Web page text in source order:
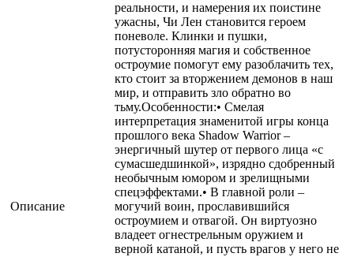
Описание
реальности, и намерения их поистине
ужасны, Чи Лен становится героем
поневоле. Клинки и пушки,
потусторонняя магия и собственное
остроумие помогут ему разоблачить тех,
кто стоит за вторжением демонов в наш
мир, и отправить зло обратно во
тьму.Особенности:• Смелая
интерпретация знаменитой игры конца
прошлого века Shadow Warrior –
энергичный шутер от первого лица «с
сумасшедшинкой», изрядно сдобренный
необычным юмором и зрелищными
спецэффектами.• В главной роли –
могучий воин, прославившийся
остроумием и отвагой. Он виртуозно
владеет огнестрельным оружием и
верной катаной, и пусть врагов у него не